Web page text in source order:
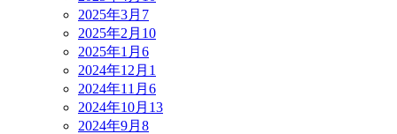
2025年3月 7
2025年2月 10
2025年1月 6
2024年12月 1
2024年11月 6
2024年10月 13
2024年9月 8